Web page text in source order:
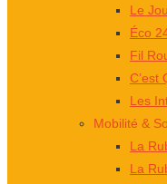
Le
Éco
Fil
C’est
Les
Mobilité &
La
La